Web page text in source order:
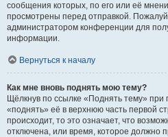
сообщения которых, по его или её
просмотрены перед отправкой.
администратором конференции для
информации.
Вернуться к началу
Как мне вновь поднять мою тему?
Щёлкнув по ссылке «Поднять тему»
«поднять» её в верхнюю часть первой
происходит, то это означает, что
отключена, или время, которое должно